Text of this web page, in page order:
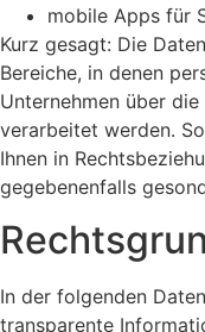
mobile Apps für
Kurz gesagt: Die
Bereiche, in denen
Unternehmen über
verarbeitet werden.
Ihnen in
gegebenenfalls
In der folgenden
transparente